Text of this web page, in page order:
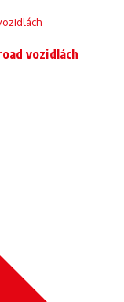
vozidlách